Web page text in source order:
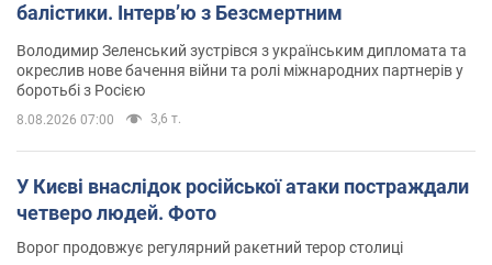
балістики. Інтерв’ю з Безсмертним
Володимир Зеленський зустрівся з українським дипломата та
окреслив нове бачення війни та ролі міжнародних партнерів у
боротьбі з Росією
8.08.2026 07:00 3,6 т.
У Києві внаслідок російської атаки постраждали
четверо людей. Фото
Ворог продовжує регулярний ракетний терор столиці